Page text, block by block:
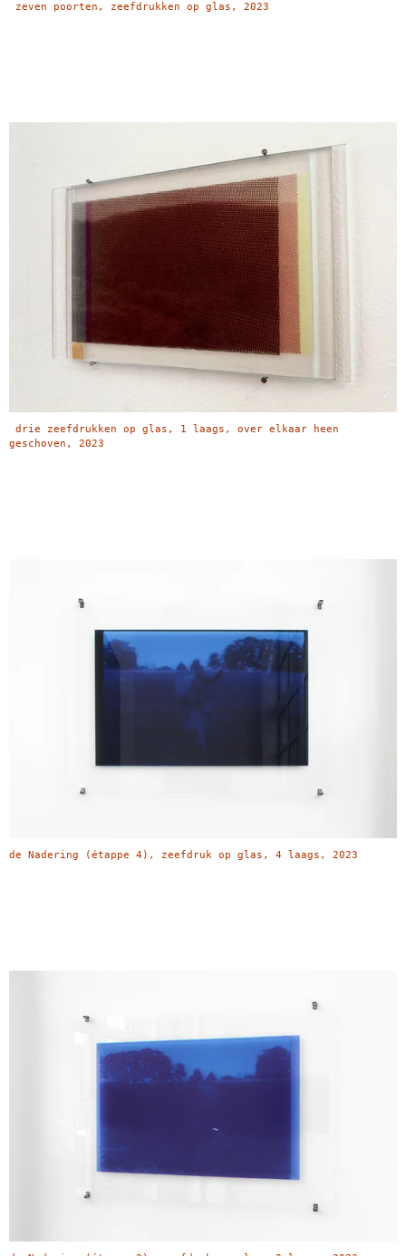
zeven poorten, zeefdrukken op glas, 2023
drie zeefdrukken op glas, 1 laags, over elkaar heen
geschoven, 2023
de Nadering (étappe 4), zeefdruk op glas, 4 laags, 2023